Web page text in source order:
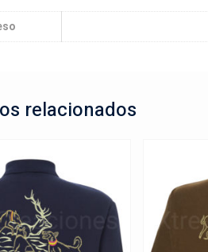
relacionados